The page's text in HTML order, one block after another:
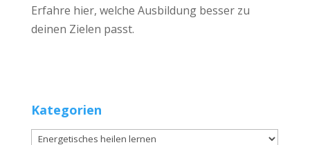
Erfahre hier, welche Ausbildung besser zu
deinen Zielen passt.
Kategorien
Kategorien